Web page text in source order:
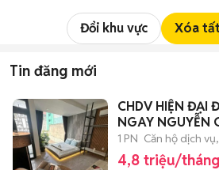
Đổi khu vực Xóa
Tin đăng mới
CHDV HIỆN ĐẠI
NGAY NGUYỄN
1 PN Căn hộ dịch
4,8 triệu/tháng